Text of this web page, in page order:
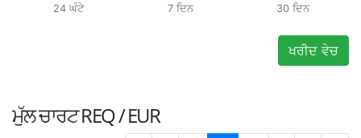
24 ਘੰਟੇ 7 ਦਿਨ 30 ਦਿਨ
ਖਰੀਦ ਵੇਚ
ਮੁੱਲ ਚਾਰਟREQ / EUR